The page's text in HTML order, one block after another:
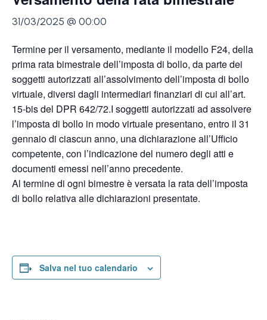
31/03/2025 @ 00:00
Termine per il versamento, mediante il modello F24, della
prima rata bimestrale dell’imposta di bollo, da parte dei
soggetti autorizzati all’assolvimento dell’imposta di bollo
virtuale, diversi dagli intermediari finanziari di cui all’art.
15-bis del DPR 642/72.I soggetti autorizzati ad assolvere
l’imposta di bollo in modo virtuale presentano, entro il 31
gennaio di ciascun anno, una dichiarazione all’Ufficio
competente, con l’indicazione del numero degli atti e
documenti emessi nell’anno precedente.
Al termine di ogni bimestre è versata la rata dell’imposta
di bollo relativa alle dichiarazioni presentate.
Salva nel tuo calendario